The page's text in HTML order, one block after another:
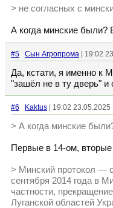
> не согласных с
А когда минские были?
#5 Сын Агропрома | 19:02
Да, кстати, я именно к
"зашёл не в ту дверь" и
#6 Kaktus | 19:02 23.05.2025
> А когда минские
Первые в 14-ом,
> Минский протокол —
сентября 2014 года в
частности,
Луганской областей